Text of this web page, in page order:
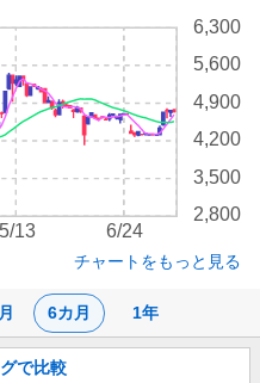
6カ月 1年
2,800
3,500
4,200
4,900
5,600
6,300
5/13 6/24
チャートをもっと見る
で比較